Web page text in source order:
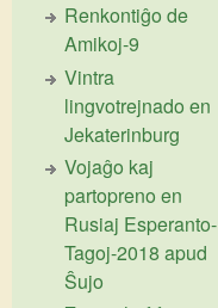
Renkontiĝo de
Amikoj-9
Vintra
lingvotrejnado en
Jekaterinburg
Vojaĝo kaj
partopreno en
Rusiaj Esperanto-
Tagoj-2018 apud
Ŝujo